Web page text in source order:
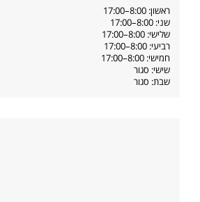
ראשון: 8:00–17:00
שני: 8:00–17:00
שלישי: 8:00–17:00
רביעי: 8:00–17:00
חמישי: 8:00–17:00
שישי: סגור
שבת: סגור